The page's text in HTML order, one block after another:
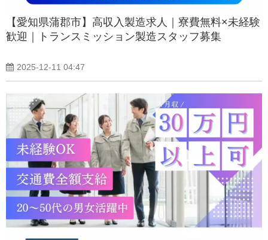
【愛知県蒲郡市】高収入製造求人｜寮費無料×未経験
歓迎｜トランスミッション製造スタッフ募集
2025-12-11 04:47